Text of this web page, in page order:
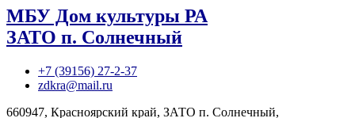
МБУ Дом культуры РА
ЗАТО п. Солнечный
+7 (39156) 27-2-37
zdkra@mail.ru
660947, Красноярский край, ЗАТО п. Солнечный,